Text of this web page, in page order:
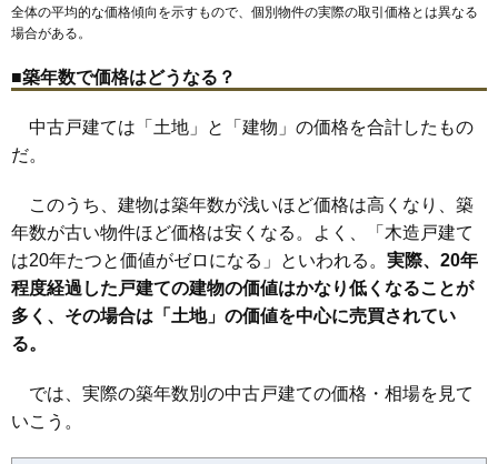
全体の平均的な価格傾向を示すもので、個別物件の実際の取引価格とは異なる
場合がある。
■築年数で価格はどうなる？
中古戸建ては「土地」と「建物」の価格を合計したもの
だ。
このうち、建物は築年数が浅いほど価格は高くなり、築
年数が古い物件ほど価格は安くなる。よく、「木造戸建て
は20年たつと価値がゼロになる」といわれる。 実際、20年
程度経過した戸建ての建物の価値はかなり低くなることが
多く、その場合は「土地」の価値を中心に売買されてい
る。
では、実際の築年数別の中古戸建ての価格・相場を見て
いこう。